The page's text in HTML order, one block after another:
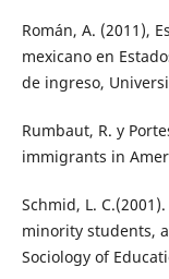
Román, A. (2011),
mexicano en
de ingreso,
Rumbaut, R. y
immigrants in
Schmid, L.
minority students,
Sociology of